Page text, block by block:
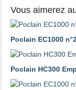
Vous aimerez
Poclain EC1000
Poclain HC300